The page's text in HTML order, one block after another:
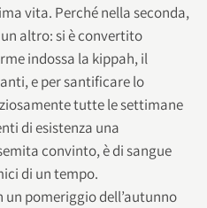
vita. Perché nella seconda,
altro: si è convertito
indossa la kippah, il
e per santificare lo
tutte le settimane
di esistenza una
convinto, è di sangue
di un tempo.
un pomeriggio dell’autunno